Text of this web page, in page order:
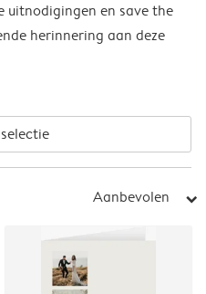
uitnodigingen en save the
herinnering aan deze
Aanbevolen arrow_right